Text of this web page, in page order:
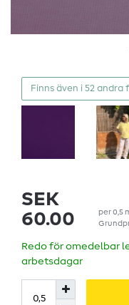
Finns även i 52 andra
SEK
60.00
per0,5
Redo för omedelbar
arbetsdagar